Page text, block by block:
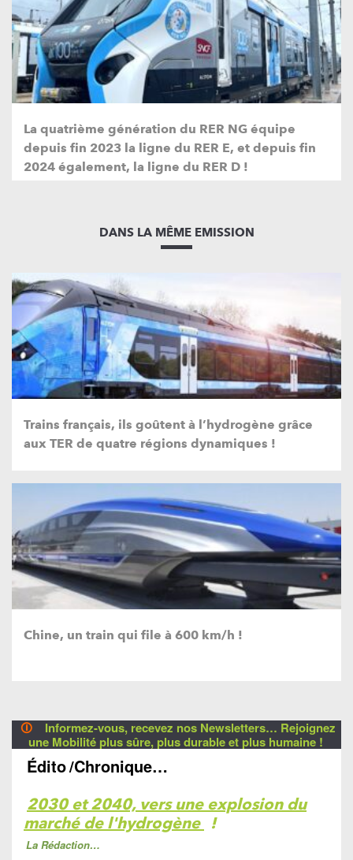
La quatrième génération du RER NG équipe
depuis fin 2023 la ligne du RER E, et depuis fin
2024 également, la ligne du RER D !
DANS LA MÊME EMISSION
Trains français, ils goûtent à l’hydrogène grâce
aux TER de quatre régions dynamiques !
Chine, un train qui file à 600 km/h !
🛈
Informez-vous, recevez nos Newsletters… Rejoignez
une Mobilité plus sûre, plus durable et plus humaine !
Édito/Chronique…
2030 et 2040, vers une explosion du
marché de l'hydrogène !
La Rédaction…